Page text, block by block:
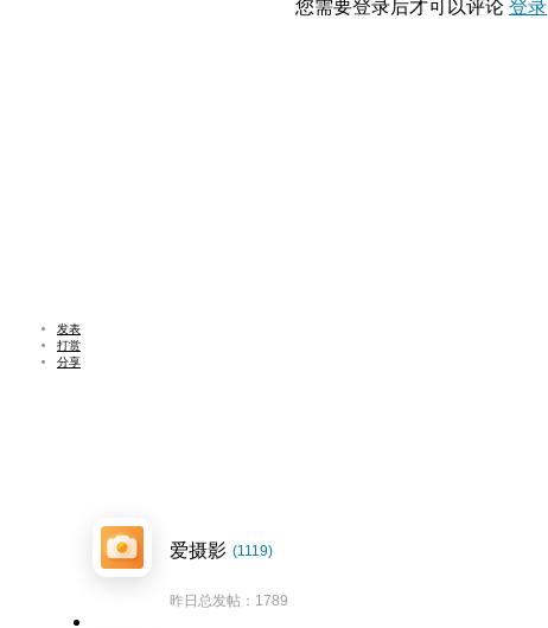
您需要登录后才可以评论 登录
发表
打赏
分享
爱摄影 (1119)
昨日总发帖：1789